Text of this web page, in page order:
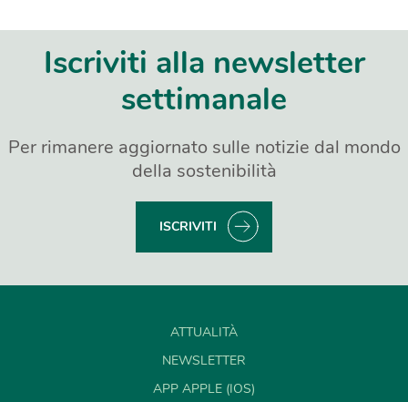
Iscriviti alla newsletter
settimanale
Per rimanere aggiornato sulle notizie dal mondo
della sostenibilità
ISCRIVITI
ATTUALITÀ
NEWSLETTER
APP APPLE (IOS)